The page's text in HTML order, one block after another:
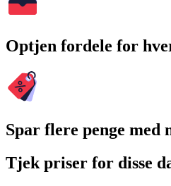
Optjen fordele for
Spar flere penge med
Tjek priser for disse